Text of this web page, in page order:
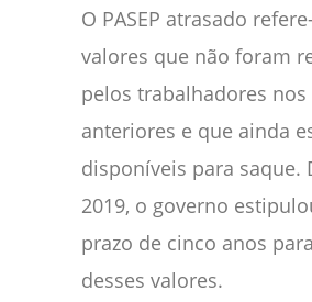
O PASEP atrasado
valores que não foram
pelos trabalhadores nos
anteriores e que ainda
disponíveis para saque.
2019, o governo
prazo de cinco anos
desses valores.